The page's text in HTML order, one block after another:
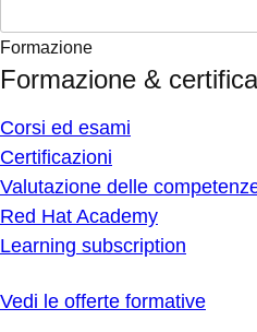
Formazione
Formazione &
Corsi ed esami
Certificazioni
Valutazione delle
Red Hat Academy
Learning subscription
Vedi le offerte formative